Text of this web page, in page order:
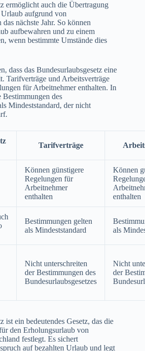
ermöglicht auch die Übertragung
aufgrund von
nächste Jahr. So können
aufbewahren und zu einem
wenn bestimmte Umstände dies
dass das Bundesurlaubsgesetz eine
Tarifverträge und Arbeitsverträge
für Arbeitnehmer enthalten. In
Bestimmungen des
Mindeststandard, der nicht
Tarifverträge
Können günstigere
Regelungen für
Arbeitnehmer
enthalten
Können
enthalten
Bestimmungen gelten
als Mindeststandard
als
Nicht unterschreiten
der Bestimmungen des
Bundesurlaubsgesetzes
Nicht
der
ist ein bedeutendes Gesetz, das die
den Erholungsurlaub von
festlegt. Es sichert
auf bezahlten Urlaub und legt